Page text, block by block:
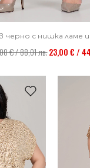
черно с нишка ламе
€ / 88,01 лв.23,00 € /